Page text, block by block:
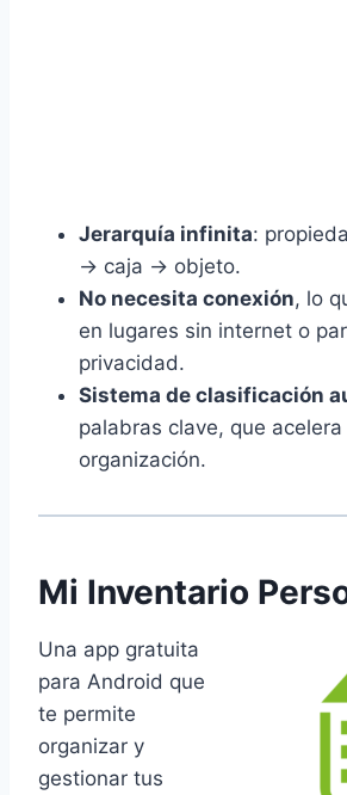
Jerarquía infinita:
→ caja → objeto.
No necesita conexión, lo
en lugares sin internet o
privacidad.
Sistema de clasificación
palabras clave, que
organización.
Mi Inventario
Una app gratuita
para Android que
te permite
organizar y
gestionar tus